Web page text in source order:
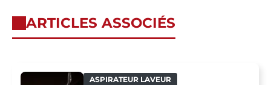
ARTICLES ASSOCIÉS
ASPIRATEUR LAVEUR